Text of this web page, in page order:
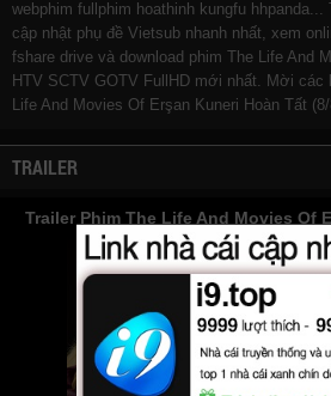
webphim fullphim hoathinh kungfu hhpanda
cập nhật phụ đề Vietsub nhanh nhất, xem
fshare drive và download phim The Life And
HTV SCTV GOTV FullHD mới nhất. Mời các
Life And Movies Of Erşan Kuneri Hoàn Tất
TRAILER
Trailer Phim The Life And Movies Of